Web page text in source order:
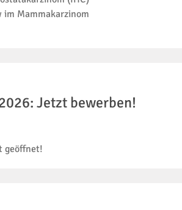
Mammakarzinom
Jetzt bewerben!
geöffnet!